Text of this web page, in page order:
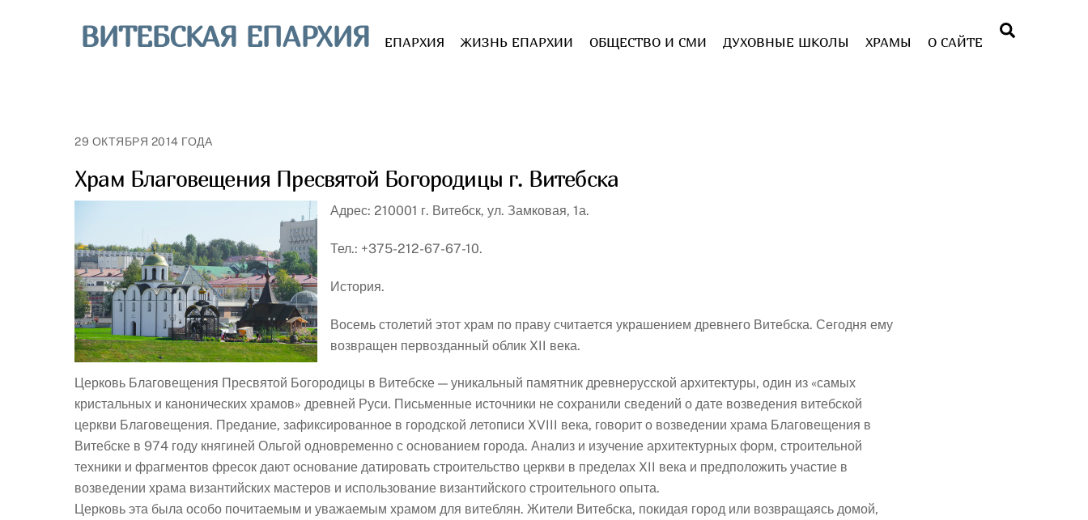
ВИТЕБСКАЯ ЕПАРХИЯ ЕПАРХИЯ ЖИЗНЬ ЕПАРХИИ ОБЩЕСТВО И СМИ ДУХОВНЫЕ ШКОЛЫ ХРАМЫ О САЙТЕ
29 ОКТЯБРЯ 2014 ГОДА
Храм Благовещения Пресвятой Богородицы г. Витебска
Адрес: 210001 г. Витебск, ул. Замковая, 1а.
Тел.: +375-212-67-67-10.
История.
Восемь столетий этот храм по праву считается украшением древнего Витебска. Сегодня ему
возвращен первозданный облик XII века.
Церковь Благовещения Пресвятой Богородицы в Витебске — уникальный памятник древнерусской архитектуры, один из «самых
кристальных и канонических храмов» древней Руси. Письменные источники не сохранили сведений о дате возведения витебской
церкви Благовещения. Предание, зафиксированное в городской летописи XVIII века, говорит о возведении храма Благовещения в
Витебске в 974 году княгиней Ольгой одновременно с основанием города. Анализ и изучение архитектурных форм, строительной
техники и фрагментов фресок дают основание датировать строительство церкви в пределах XII века и предположить участие в
возведении храма византийских мастеров и использование византийского строительного опыта.
Церковь эта была особо почитаемым и уважаемым храмом для витеблян. Жители Витебска, покидая город или возвращаясь домой,